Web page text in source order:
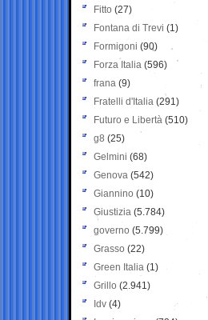
Fitto (27)
Fontana di Trevi (1)
Formigoni (90)
Forza Italia (596)
frana (9)
Fratelli d'Italia (291)
Futuro e Libertà (510)
g8 (25)
Gelmini (68)
Genova (542)
Giannino (10)
Giustizia (5.784)
governo (5.799)
Grasso (22)
Green Italia (1)
Grillo (2.941)
Idv (4)